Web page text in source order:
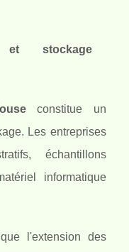
et stockage
constitue un
Les entreprises
échantillons
informatique
l'extension des